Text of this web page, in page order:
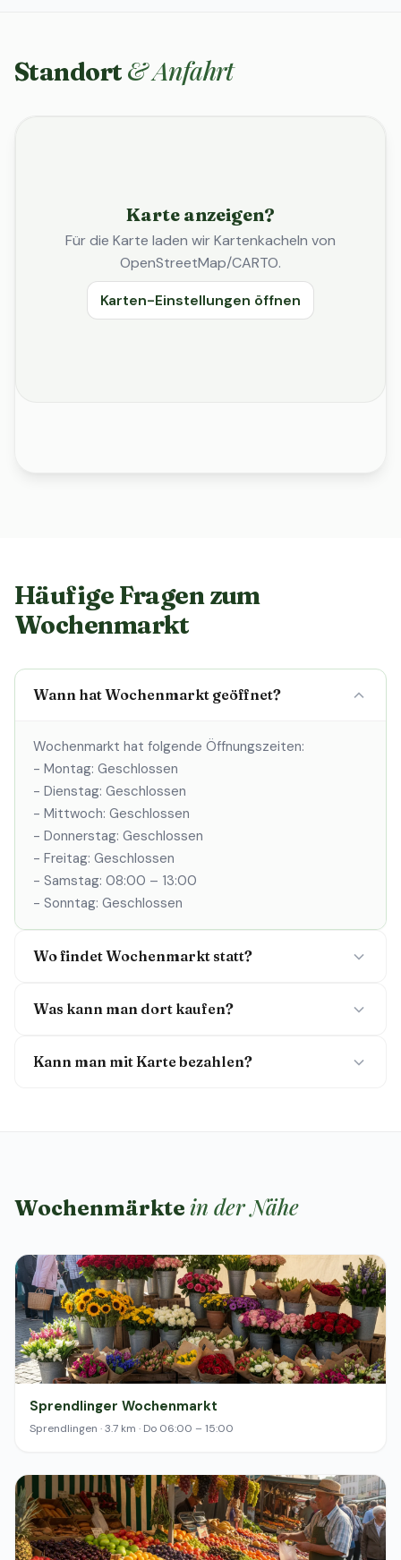
Standort & Anfahrt
Karte anzeigen?
Für die Karte laden wir Kartenkacheln von
OpenStreetMap/CARTO.
Karten-Einstellungen öffnen
Häufige Fragen zum
Wochenmarkt
Wann hat Wochenmarkt geöffnet?
Wochenmarkt hat folgende Öffnungszeiten:
- Montag: Geschlossen
- Dienstag: Geschlossen
- Mittwoch: Geschlossen
- Donnerstag: Geschlossen
- Freitag: Geschlossen
- Samstag: 08:00 – 13:00
- Sonntag: Geschlossen
Wo findet Wochenmarkt statt?
Was kann man dort kaufen?
Kann man mit Karte bezahlen?
Wochenmärkte in der Nähe
Sprendlinger Wochenmarkt
Sprendlingen · 3.7 km · Do 06:00 – 15:00